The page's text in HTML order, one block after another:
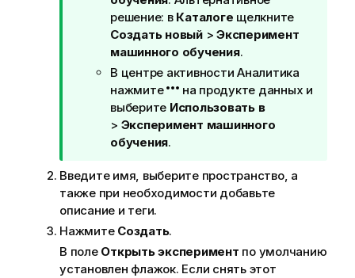
е
к
а
з
решение: в Каталоге щелкните
Создать новый> Эксперимент
машинного обучения.
В центре активности Аналитика
нажмите
на продукте данных и
выберите Использовать в
> Эксперимент машинного
обучения.
Введите имя, выберите пространство, а
также при необходимости добавьте
описание и теги.
Нажмите Создать.
В поле Открыть эксперимент по умолчанию
установлен флажок. Если снять этот